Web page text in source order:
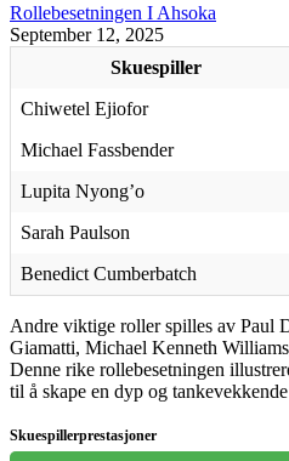
Rollebesetningen I Ahsoka
September 12, 2025
Skuespiller
Chiwetel Ejiofor
Michael Fassbender
Lupita Nyong’o
Sarah Paulson
Benedict Cumberbatch
Andre viktige roller spilles av Paul
Giamatti, Michael Kenneth
Denne rike rollebesetningen
til å skape en dyp og
Skuespillerprestasjoner